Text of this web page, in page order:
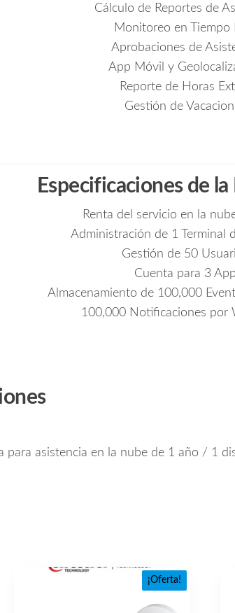
Cálculo de Reportes de
Monitoreo en Tiempo
Aprobaciones de
App Móvil y
Reporte de Horas
Gestión de
Especificaciones de
Renta del servicio en la
Administración de 1 Terminal
Gestión de 50
Cuenta para 3 App
Almacenamiento de 100,000
100,000 Notificaciones por
para asistencia en la nube de 1 año / 1
¡Oferta!